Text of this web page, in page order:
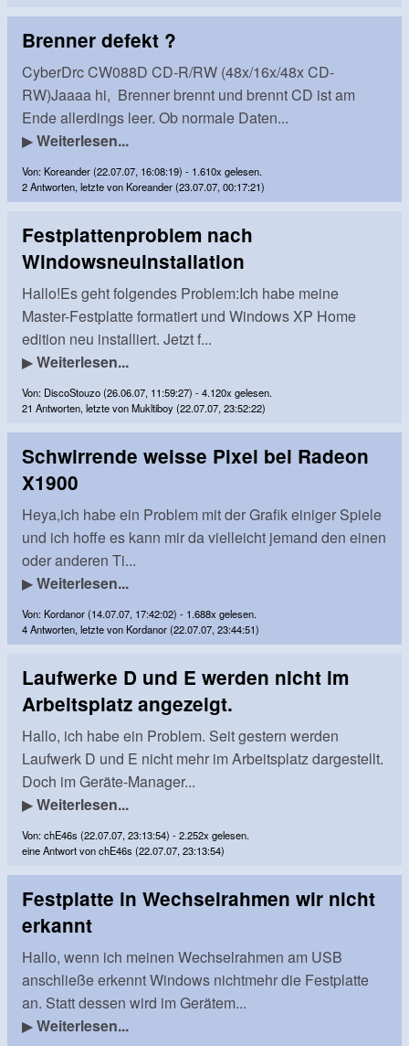
Brenner defekt ?
CyberDrc CW088D CD-R/RW (48x/16x/48x CD-
RW)Jaaaa hi, Brenner brennt und brennt CD ist am
Ende allerdings leer. Ob normale Daten...
▶Weiterlesen...
Von: Koreander (22.07.07, 16:08:19) - 1.610x gelesen.
2 Antworten, letzte von Koreander (23.07.07, 00:17:21)
Festplattenproblem nach
Windowsneuinstallation
Hallo!Es geht folgendes Problem:Ich habe meine
Master-Festplatte formatiert und Windows XP Home
edition neu installiert. Jetzt f...
▶Weiterlesen...
Von: DiscoStouzo (26.06.07, 11:59:27) - 4.120x gelesen.
21 Antworten, letzte von Mukltiboy (22.07.07, 23:52:22)
Schwirrende weisse Pixel bei Radeon
X1900
Heya,ich habe ein Problem mit der Grafik einiger Spiele
und ich hoffe es kann mir da vielleicht jemand den einen
oder anderen Ti...
▶Weiterlesen...
Von: Kordanor (14.07.07, 17:42:02) - 1.688x gelesen.
4 Antworten, letzte von Kordanor (22.07.07, 23:44:51)
Laufwerke D und E werden nicht im
Arbeitsplatz angezeigt.
Hallo, ich habe ein Problem. Seit gestern werden
Laufwerk D und E nicht mehr im Arbeitsplatz dargestellt.
Doch im Geräte-Manager...
▶Weiterlesen...
Von: chE46s (22.07.07, 23:13:54) - 2.252x gelesen.
eine Antwort von chE46s (22.07.07, 23:13:54)
Festplatte in Wechselrahmen wir nicht
erkannt
Hallo, wenn ich meinen Wechselrahmen am USB
anschließe erkennt Windows nichtmehr die Festplatte
an. Statt dessen wird im Gerätem...
▶Weiterlesen...